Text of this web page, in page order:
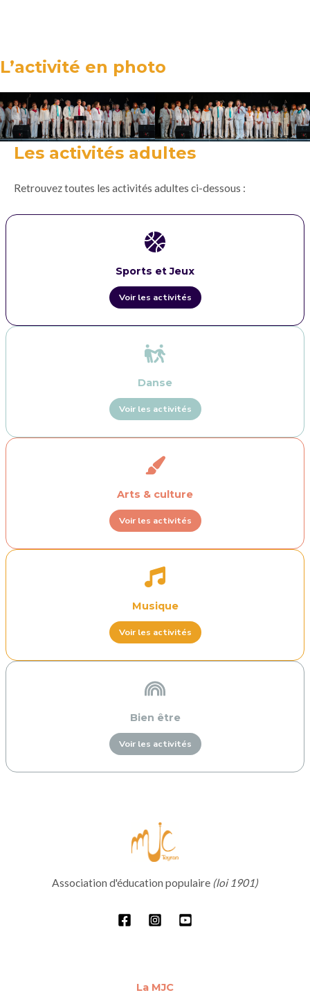
L’activité en photo
Les activités adultes
Retrouvez toutes les activités adultes ci-dessous :
Sports et Jeux
Voir les activités
Danse
Voir les activités
Arts & culture
Voir les activités
Musique
Voir les activités
Bien être
Voir les activités
Association d'éducation populaire (loi 1901)
La MJC